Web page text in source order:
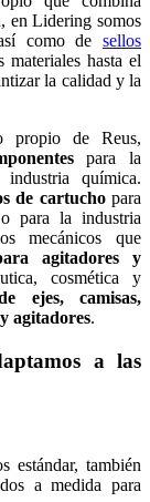
en Lidering somos
como de sellos
hasta el
la calidad y la
propio de Reus,
para la
química.
de cartucho para
para la industria
mecánicos que
agitadores y
cosmética y
ejes, camisas,
agitadores.
a las
estándar, también
a medida para